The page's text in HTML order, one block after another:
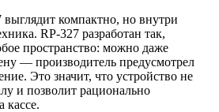
компактно, но внутри
RP-327 разработан так,
пространство: можно даже
— производитель предусмотрел
Это значит, что устройство не
и позволит рационально
кассе.